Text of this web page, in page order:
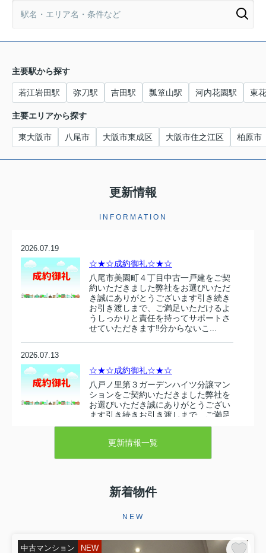
主要駅から探す
若江岩田駅 弥刀駅 吉田駅 瓢箪山駅 河内花園駅 東
主要エリアから探す
東大阪市 八尾市 大阪市東成区 大阪市住之江区 柏原市
更新情報
INFORMATION
2026.07.19
☆★☆成約御礼☆★☆
八尾市美園町４丁目中古一戸建をご契
約いただきました弊社をお選びいただ
き誠にありがとうございます引き続き
お引き渡しまで、ご満足いただけるよ
うしっかりと責任を持ってサポートさ
せていただきます‼分からないこ...
2026.07.13
☆★☆成約御礼☆★☆
八戸ノ里第３ガーデンハイツ分譲マン
ションをご契約いただきました弊社を
お選びいただき誠にありがとうござい
ます引き続きお引き渡しまで、ご満足
いただけるようしっかりと責任を持っ
2026.07.10
東大阪市衣摺５丁目 売り土地をご契
ございます。お引き渡しまで、ご満足
任を持ってサポートさせていただ...
更新情報一覧
新着物件
NEW
中古マンション NEW